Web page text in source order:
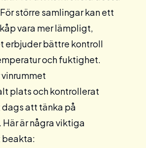
större samlingar kan ett
vara mer lämpligt,
erbjuder bättre kontroll
och fuktighet.
plats och kontrollerat
dags att tänka på
är några viktiga